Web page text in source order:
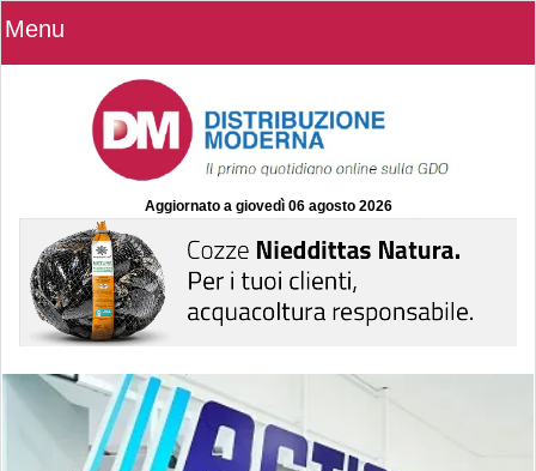
Menu
Aggiornato a giovedì 06 agosto 2026